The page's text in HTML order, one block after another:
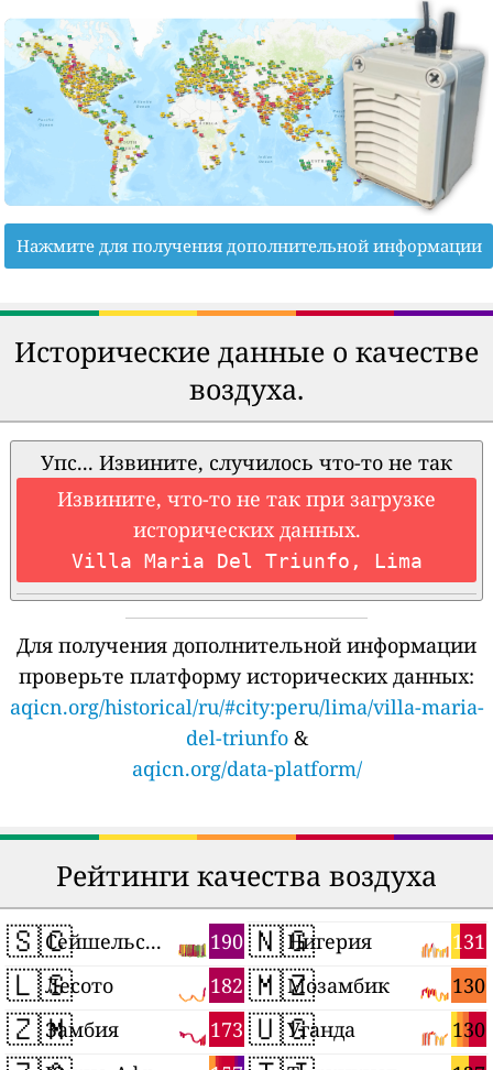
Нажмите для получения дополнительной информации
Исторические данные о качестве
воздуха.
Упс... Извините, случилось что-то не так
Извините, что-то не так при загрузке
исторических данных.
Villa Maria Del Triunfo, Lima
Для получения дополнительной информации
проверьте платформу исторических данных:
aqicn.org/historical/ru/#city:peru/lima/villa-maria-
del-triunfo&
aqicn.org/data-platform/
Рейтинги качества воздуха
🇸🇨 190
Сейшельские Острова
🇱🇸 182
Лесото
🇿🇲 173
Замбия
🇳🇬 131
Нигерия
🇲🇿 130
Мозамбик
🇺🇬 130
Уганда